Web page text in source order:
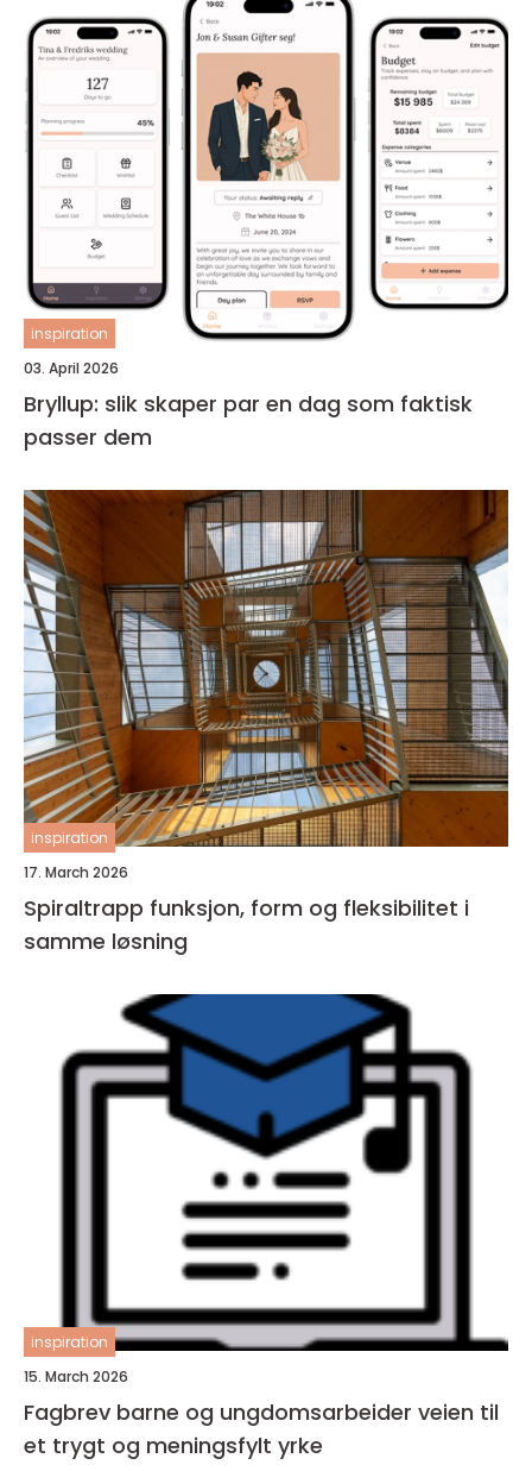
inspiration
03. April 2026
Bryllup: slik skaper par en dag som faktisk
passer dem
inspiration
17. March 2026
Spiraltrapp funksjon, form og fleksibilitet i
samme løsning
inspiration
15. March 2026
Fagbrev barne og ungdomsarbeider veien til
et trygt og meningsfylt yrke